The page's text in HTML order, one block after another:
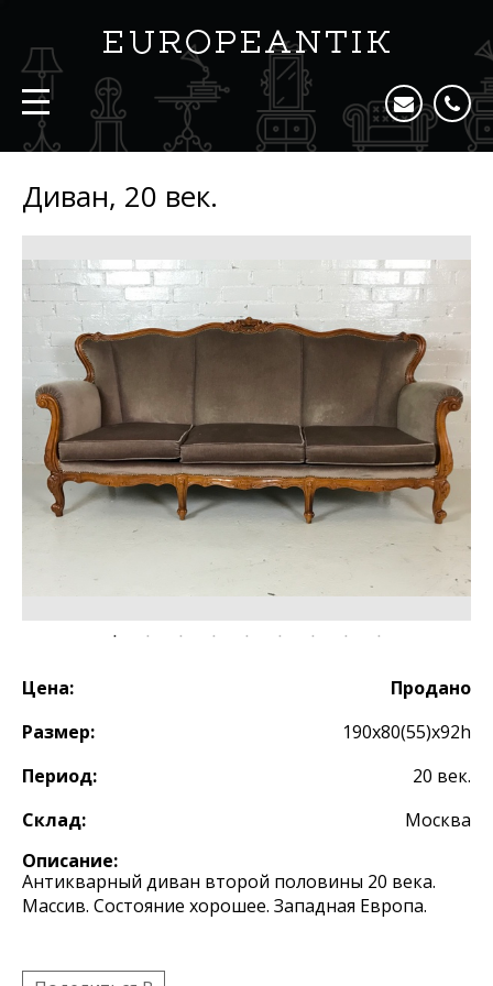
Диван, 20 век.
Цена:
Продано
Размер:
190х80(55)х92h
Период:
20 век.
Склад:
Москва
Описание:
Антикварный диван второй половины 20 века.
Массив. Состояние хорошее. Западная Европа.